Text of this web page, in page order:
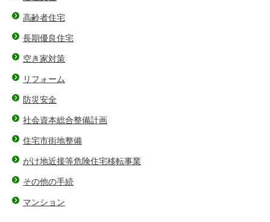
高齢者住宅
長期優良住宅
空き家対策
リフォーム
防災安全
社会資本総合整備計画
住宅市街地整備
がけ地近接等危険住宅移転事業
その他の手続
マンション